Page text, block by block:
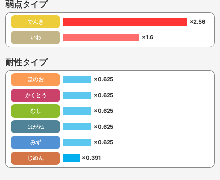
弱点タイプ
でんき ×2.56
いわ ×1.6
耐性タイプ
ほのお ×0.625
かくとう ×0.625
むし ×0.625
はがね ×0.625
みず ×0.625
じめん ×0.391